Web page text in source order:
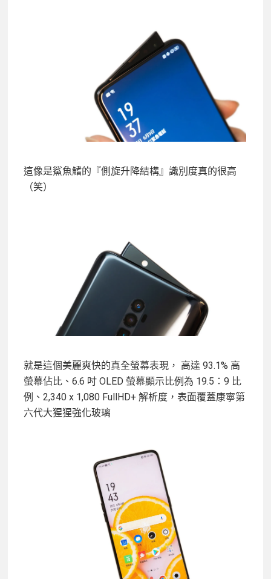
這像是鯊魚鰭的『側旋升降結構』識別度真的很高
（笑）
就是這個美麗爽快的真全螢幕表現， 高達 93.1% 高
螢幕佔比、6.6 吋 OLED 螢幕顯示比例為 19.5：9 比
例、2,340 x 1,080 FullHD+ 解析度，表面覆蓋康寧第
六代大猩猩強化玻璃